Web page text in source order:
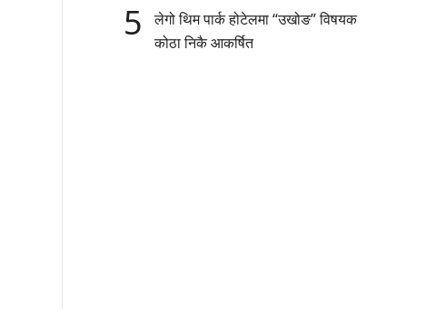
5
लेगो थिम पार्क होटेलमा “उखोङ” विषयक
कोठा निकै आकर्षित